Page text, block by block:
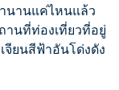
นานแค่ไหนแล้ว
านที่ท่องเที่ยวที่อยู่
จียนสีฟ้าอันโด่งดัง